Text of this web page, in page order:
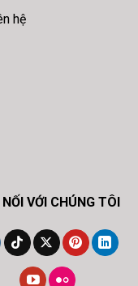
hệ
VỚI CHÚNG TÔI